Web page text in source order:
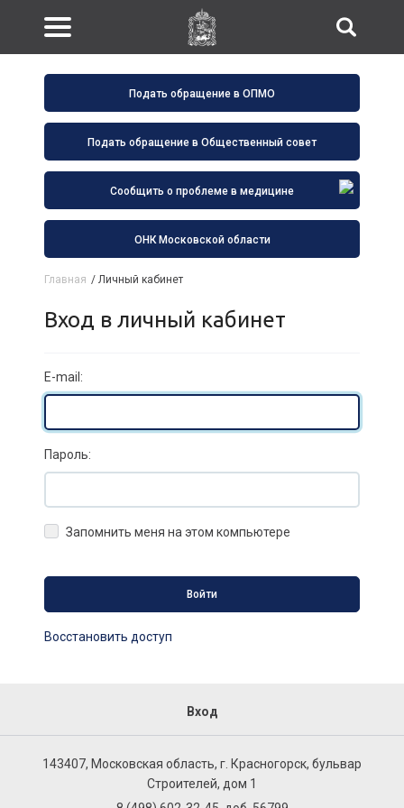
Подать обращение в ОПМО
Подать обращение в Общественный совет
Сообщить о проблеме в медицине
ОНК Московской области
Главная / Личный кабинет
Вход в личный кабинет
E-mail:
Пароль:
Запомнить меня на этом компьютере
Восстановить доступ
Вход
143407, Московская область, г. Красногорск, бульвар
Строителей, дом 1